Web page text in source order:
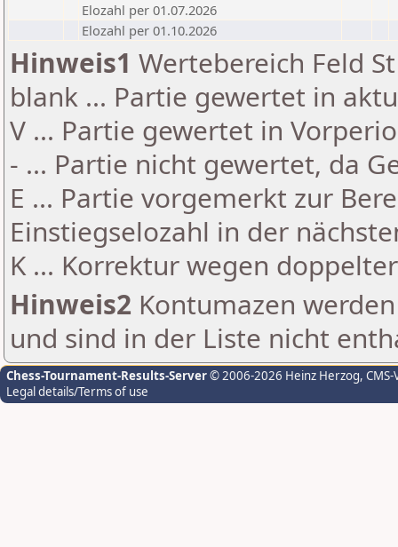
Elozahl per 01.07.2026
Elozahl per 01.10.2026
Hinweis1 Wertebereich Feld
blank ... Partie gewertet in
V ... Partie gewertet in
- ... Partie nicht gewertet, da
E ... Partie vorgemerkt zur
Einstiegselozahl in der
K ... Korrektur wegen
Hinweis2 Kontumazen
und sind in der Liste nicht
Chess-Tournament-Results-Server© 2006-2026 Heinz Herzog,
Legal details/Terms of use